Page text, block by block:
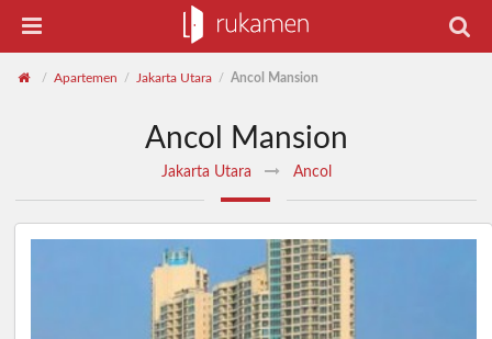
/ Apartemen / Jakarta Utara / Ancol Mansion
Ancol Mansion
Jakarta Utara Ancol